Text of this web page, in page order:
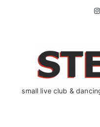
small live club &